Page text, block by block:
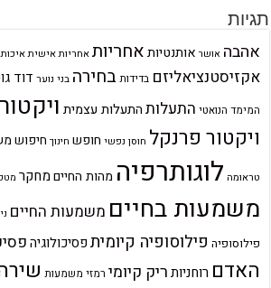
תגיות
אהבה אושר אותנטיותאחריותאחריות אישית
אקזיסטנציאליזם בדידותבחירה בני נוער דוד
המימד הנואטי התעלותהתעלות עצמית
ויקטור פרנקל חוסן נפשי חופש חינוך חיפוש
טראומה לוגותרפיה מהות החייםמחקר
משמעות בחיים משמעות החיים
פילוסופיה פילוסופיה קיומיתפסיכולוגיה
האדם רוחניותריק קיומי רמזי משמעות